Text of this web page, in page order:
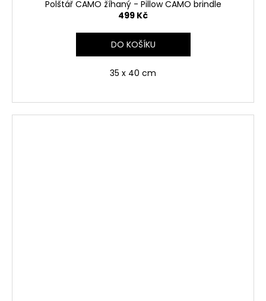
Polštář CAMO žíhaný - Pillow CAMO brindle
499 Kč
DO KOŠÍKU
35 x 40 cm